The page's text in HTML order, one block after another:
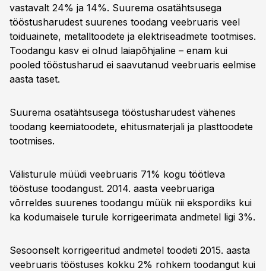
vastavalt 24% ja 14%. Suurema osatähtsusega
tööstusharudest suurenes toodang veebruaris veel
toiduainete, metalltoodete ja elektriseadmete tootmises.
Toodangu kasv ei olnud laiapõhjaline – enam kui
pooled tööstusharud ei saavutanud veebruaris eelmise
aasta taset.
Suurema osatähtsusega tööstusharudest vähenes
toodang keemiatoodete, ehitusmaterjali ja plasttoodete
tootmises.
Välisturule müüdi veebruaris 71% kogu töötleva
tööstuse toodangust. 2014. aasta veebruariga
võrreldes suurenes toodangu müük nii ekspordiks kui
ka kodumaisele turule korrigeerimata andmetel ligi 3%.
Sesoonselt korrigeeritud andmetel toodeti 2015. aasta
veebruaris tööstuses kokku 2% rohkem toodangut kui